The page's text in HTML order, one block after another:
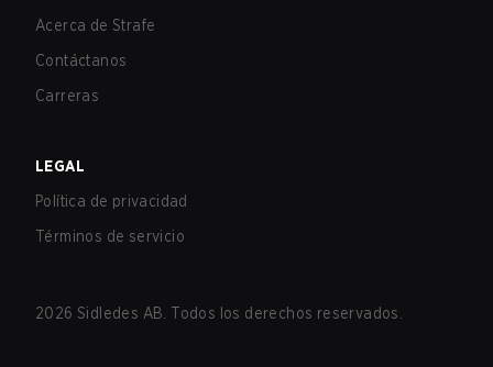
Acerca de Strafe
Contáctanos
Carreras
LEGAL
Política de privacidad
Términos de servicio
2026 Sidledes AB. Todos los derechos reservados.